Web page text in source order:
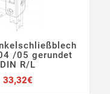
 
/05 gerundet
DIN R/L
33,32€